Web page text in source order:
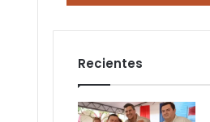
Recientes